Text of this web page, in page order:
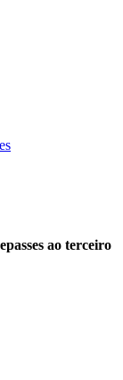
ao terceiro